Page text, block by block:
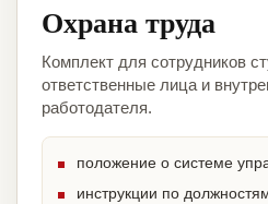
Охрана труда
Комплект для сотрудников
ответственные лица и
работодателя.
положение о системе
инструкции по